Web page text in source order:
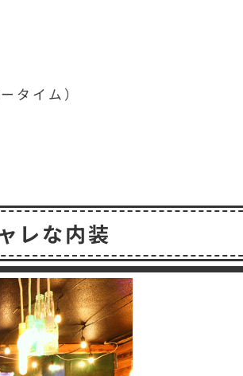
タイム）
レな内装